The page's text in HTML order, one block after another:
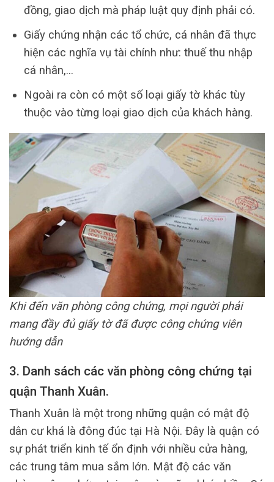
đồng, giao dịch mà pháp luật quy định phải có.
Giấy chứng nhận các tổ chức, cá nhân đã thực
hiện các nghĩa vụ tài chính như: thuế thu nhập
cá nhân,…
Ngoài ra còn có một số loại giấy tờ khác tùy
thuộc vào từng loại giao dịch của khách hàng.
Khi đến văn phòng công chứng, mọi người phải
mang đầy đủ giấy tờ đã được công chứng viên
hướng dẫn
3. Danh sách các văn phòng công chứng tại
quận Thanh Xuân.
Thanh Xuân là một trong những quận có mật độ
dân cư khá là đông đúc tại Hà Nội. Đây là quận có
sự phát triển kinh tế ổn định với nhiều cửa hàng,
các trung tâm mua sắm lớn. Mật độ các văn